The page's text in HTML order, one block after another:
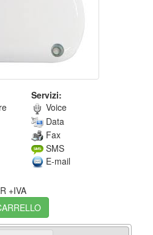
Servizi:
Voice
Data
Fax
SMS
E-mail
+IVA